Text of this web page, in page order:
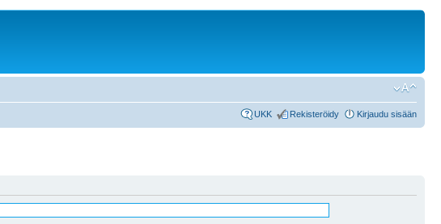
UKK Rekisteröidy Kirjaudu sisään